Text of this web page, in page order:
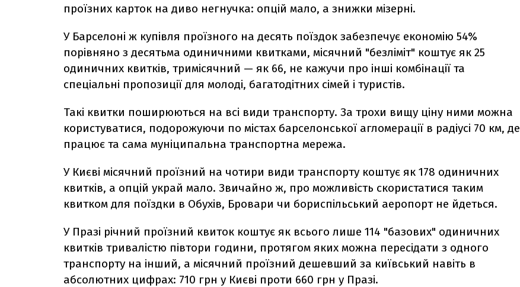
проїзних карток на диво негнучка: опцій мало, а знижки мізерні.
У Барселоні ж купівля проїзного на десять поїздок забезпечує економію 54%
порівняно з десятьма одиничними квитками, місячний "безліміт" коштує як 25
одиничних квитків, тримісячний — як 66, не кажучи про інші комбінації та
спеціальні пропозиції для молоді, багатодітних сімей і туристів.
Такі квитки поширюються на всі види транспорту. За трохи вищу ціну ними можна
користуватися, подорожуючи по містах барселонської агломерації в радіусі 70 км, де
працює та сама муніципальна транспортна мережа.
У Києві місячний проїзний на чотири види транспорту коштує як 178 одиничних
квитків, а опцій украй мало. Звичайно ж, про можливість скористатися таким
квитком для поїздки в Обухів, Бровари чи бориспільський аеропорт не йдеться.
У Празі річний проїзний квиток коштує як всього лише 114 "базових" одиничних
квитків тривалістю півтори години, протягом яких можна пересідати з одного
транспорту на інший, а місячний проїзний дешевший за київський навіть в
абсолютних цифрах: 710 грн у Києві проти 660 грн у Празі.